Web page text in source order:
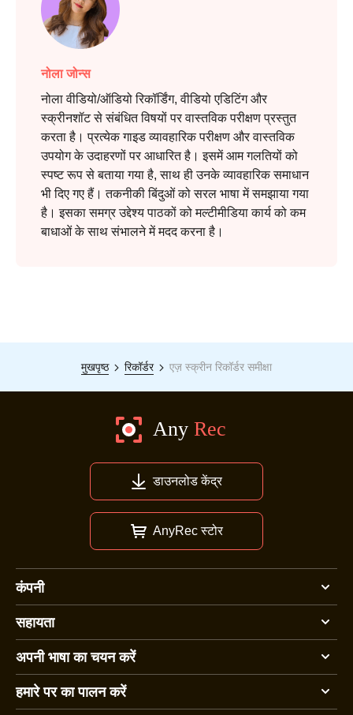
नोला जोन्स
नोला वीडियो/ऑडियो रिकॉर्डिंग, वीडियो एडिटिंग और
स्क्रीनशॉट से संबंधित विषयों पर वास्तविक परीक्षण प्रस्तुत
करता है। प्रत्येक गाइड व्यावहारिक परीक्षण और वास्तविक
उपयोग के उदाहरणों पर आधारित है। इसमें आम गलतियों को
स्पष्ट रूप से बताया गया है, साथ ही उनके व्यावहारिक समाधान
भी दिए गए हैं। तकनीकी बिंदुओं को सरल भाषा में समझाया गया
है। इसका समग्र उद्देश्य पाठकों को मल्टीमीडिया कार्य को कम
बाधाओं के साथ संभालने में मदद करना है।
मुखपृष्ठ रिकॉर्डर एज़ स्क्रीन रिकॉर्डर समीक्षा
डाउनलोड केंद्र
AnyRec स्टोर
कंपनी
सहायता
अपनी भाषा का चयन करें
हमारे पर का पालन करें